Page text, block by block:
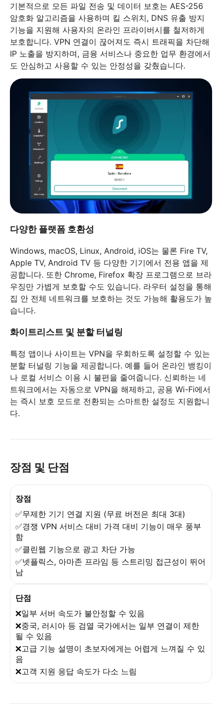
기본적으로 모든 파일 전송 및 데이터 보호는 AES-256
암호화 알고리즘을 사용하며 킬 스위치, DNS 유출 방지
기능을 지원해 사용자의 온라인 프라이버시를 철저하게
보호합니다. VPN 연결이 끊어져도 즉시 트래픽을 차단해
IP 노출을 방지하며, 금융 서비스나 중요한 업무 환경에서
도 안심하고 사용할 수 있는 안정성을 갖췄습니다.
다양한 플랫폼 호환성
Windows, macOS, Linux, Android, iOS는 물론 Fire TV,
Apple TV, Android TV 등 다양한 기기에서 전용 앱을 제
공합니다. 또한 Chrome, Firefox 확장 프로그램으로 브라
우징만 가볍게 보호할 수도 있습니다. 라우터 설정을 통해
집 안 전체 네트워크를 보호하는 것도 가능해 활용도가 높
습니다.
화이트리스트 및 분할 터널링
특정 앱이나 사이트는 VPN을 우회하도록 설정할 수 있는
분할 터널링 기능을 제공합니다. 예를 들어 온라인 뱅킹이
나 로컬 서비스 이용 시 불편을 줄여줍니다. 신뢰하는 네
트워크에서는 자동으로 VPN을 해제하고, 공용 Wi-Fi에서
는 즉시 보호 모드로 전환되는 스마트한 설정도 지원합니
다.
장점 및 단점
장점
✅무제한 기기 연결 지원 (무료 버전은 최대 3대)
✅경쟁 VPN 서비스 대비 가격 대비 기능이 매우 풍부
함
✅클린웹 기능으로 광고 차단 가능
✅넷플릭스, 아마존 프라임 등 스트리밍 접근성이 뛰어
남
단점
❌일부 서버 속도가 불안정할 수 있음
❌중국, 러시아 등 검열 국가에서는 일부 연결이 제한
될 수 있음
❌고급 기능 설명이 초보자에게는 어렵게 느껴질 수 있
음
❌고객 지원 응답 속도가 다소 느림